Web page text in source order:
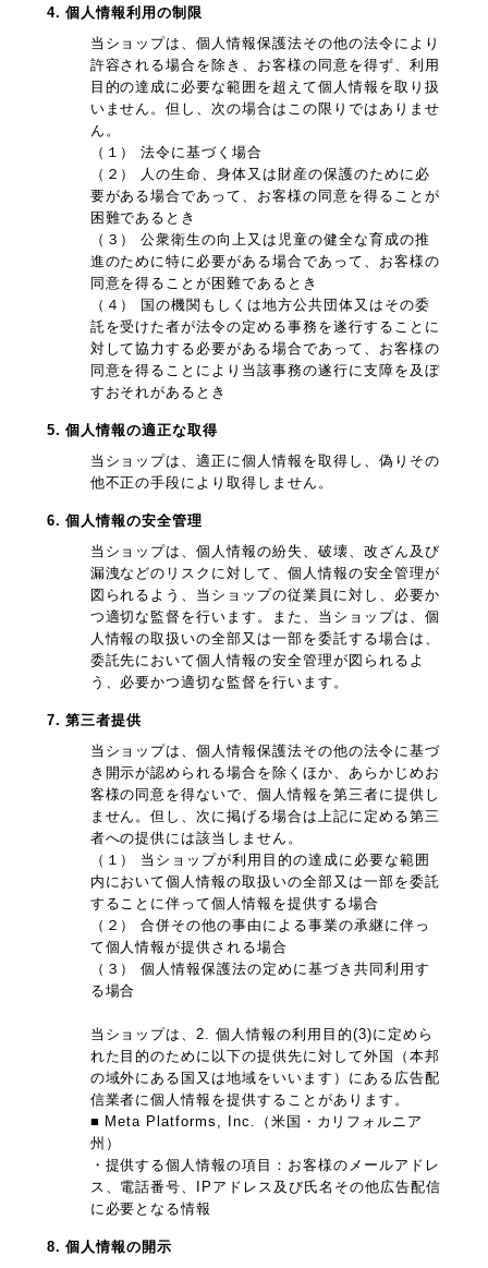
4. 個人情報利用の制限
当ショップは、個人情報保護法その他の法令により
許容される場合を除き、お客様の同意を得ず、利用
目的の達成に必要な範囲を超えて個人情報を取り扱
いません。但し、次の場合はこの限りではありませ
ん。
（１） 法令に基づく場合
（２） 人の生命、身体又は財産の保護のために必
要がある場合であって、お客様の同意を得ることが
困難であるとき
（３） 公衆衛生の向上又は児童の健全な育成の推
進のために特に必要がある場合であって、お客様の
同意を得ることが困難であるとき
（４） 国の機関もしくは地方公共団体又はその委
託を受けた者が法令の定める事務を遂行することに
対して協力する必要がある場合であって、お客様の
同意を得ることにより当該事務の遂行に支障を及ぼ
すおそれがあるとき
5. 個人情報の適正な取得
当ショップは、適正に個人情報を取得し、偽りその
他不正の手段により取得しません。
6. 個人情報の安全管理
当ショップは、個人情報の紛失、破壊、改ざん及び
漏洩などのリスクに対して、個人情報の安全管理が
図られるよう、当ショップの従業員に対し、必要か
つ適切な監督を行います。また、当ショップは、個
人情報の取扱いの全部又は一部を委託する場合は、
委託先において個人情報の安全管理が図られるよ
う、必要かつ適切な監督を行います。
7. 第三者提供
当ショップは、個人情報保護法その他の法令に基づ
き開示が認められる場合を除くほか、あらかじめお
客様の同意を得ないで、個人情報を第三者に提供し
ません。但し、次に掲げる場合は上記に定める第三
者への提供には該当しません。
（１） 当ショップが利用目的の達成に必要な範囲
内において個人情報の取扱いの全部又は一部を委託
することに伴って個人情報を提供する場合
（２） 合併その他の事由による事業の承継に伴っ
て個人情報が提供される場合
（３） 個人情報保護法の定めに基づき共同利用す
る場合
当ショップは、2. 個人情報の利用目的(3)に定めら
れた目的のために以下の提供先に対して外国（本邦
の域外にある国又は地域をいいます）にある広告配
信業者に個人情報を提供することがあります。
■ Meta Platforms, Inc.（米国・カリフォルニア
州）
・提供する個人情報の項目：お客様のメールアドレ
ス、電話番号、IPアドレス及び氏名その他広告配信
に必要となる情報
8. 個人情報の開示